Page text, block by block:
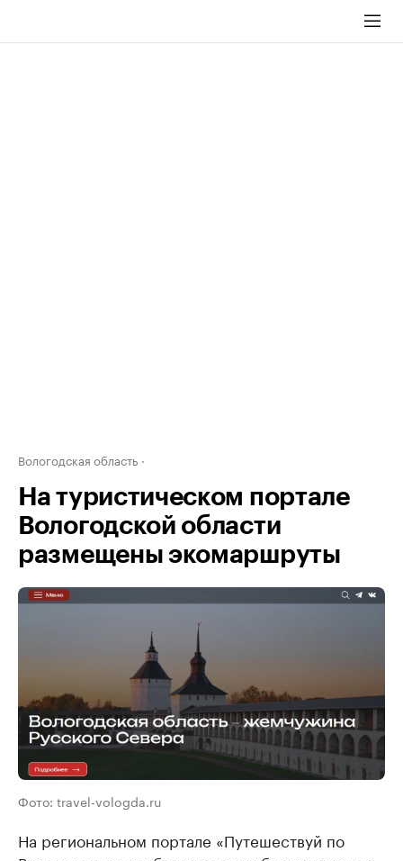
Вологодская область
На туристическом портале
Вологодской области
размещены экомаршруты
Фото: travel-vologda.ru
На региональном портале «Путешествуй по